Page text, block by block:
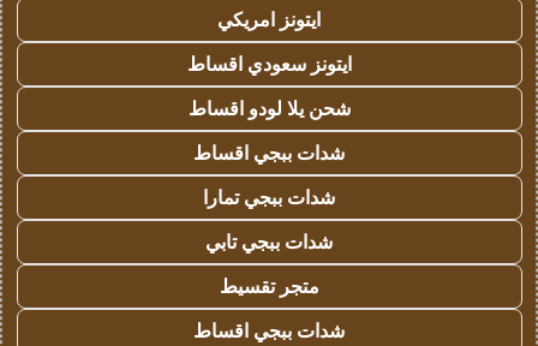
ايتونز امريكي
ايتونز سعودي اقساط
شحن يلا لودو اقساط
شدات ببجي اقساط
شدات ببجي تمارا
شدات ببجي تابي
متجر تقسيط
شدات ببجي اقساط